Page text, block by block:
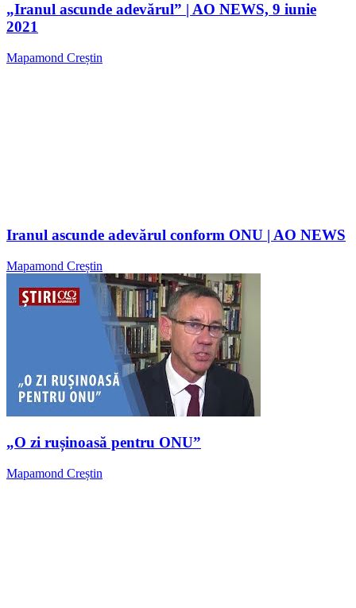
„Iranul ascunde adevărul” | AO NEWS, 9 iunie
2021
Mapamond Creștin
Iranul ascunde adevărul conform ONU | AO NEWS
Mapamond Creștin
„O zi rușinoasă pentru ONU”
Mapamond Creștin